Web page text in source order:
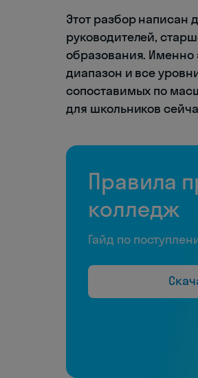
Этот разбор написан
руководителей,
образования. Именно
диапазон и все
сопоставимых по
для школьников
Правила
колледж
Гайд по